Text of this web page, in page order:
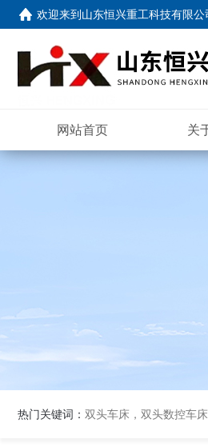
欢迎来到 山东恒兴重工科技有限公
网站首页 关
热门关键词： 双头车床，双头数控车